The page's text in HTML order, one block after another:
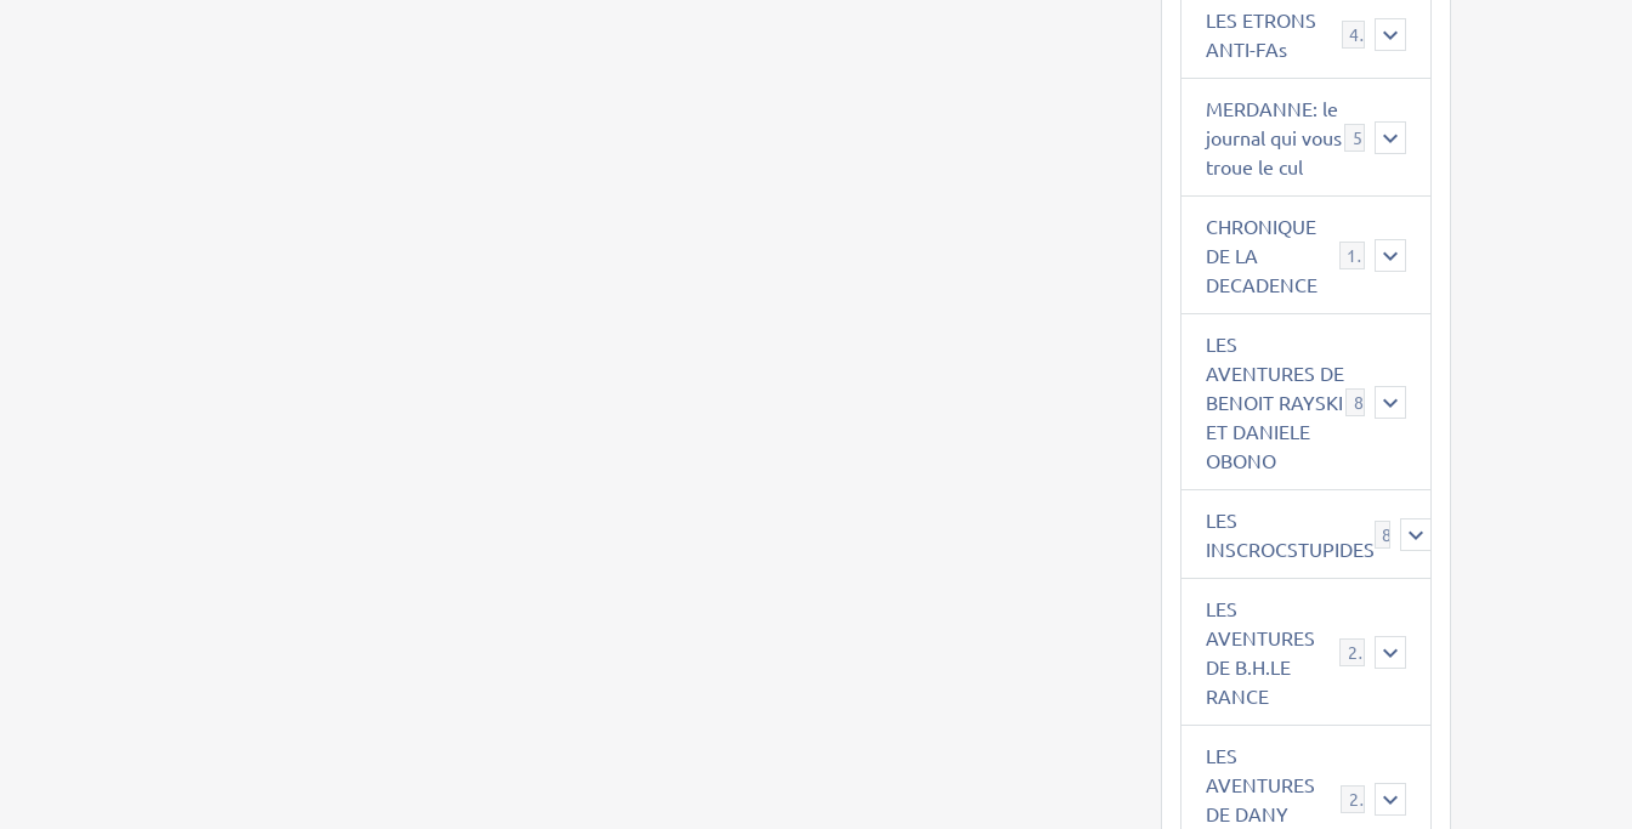
LES ETRONS
ANTI-FAs
4
MERDANNE: le
journal qui vous
troue le cul
CHRONIQUE
DE LA
DECADENCE
12
LES
AVENTURES DE
BENOIT RAYSKI
ET DANIELE
OBONO
LES
INSCROCSTUPIDES
8
LES
AVENTURES
DE B.H.LE
RANCE
21
LES
AVENTURES
DE DANY
29